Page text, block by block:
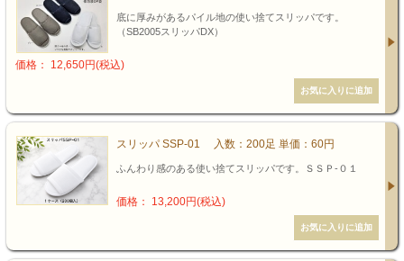
底に厚みがあるパイル地の使い捨てスリッパです。
（SB2005スリッパDX）
価格： 12,650円(税込)
スリッパ SSP-01 入数：200足 単価：60円
ふんわり感のある使い捨てスリッパです。ＳＳＰ-０１
価格： 13,200円(税込)